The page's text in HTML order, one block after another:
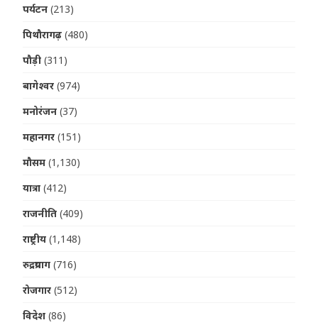
पर्यटन (213)
पिथौरागढ़ (480)
पौड़ी (311)
बागेश्वर (974)
मनोरंजन (37)
महानगर (151)
मौसम (1,130)
यात्रा (412)
राजनीति (409)
राष्ट्रीय (1,148)
रुद्रप्रयाग (716)
रोजगार (512)
विदेश (86)